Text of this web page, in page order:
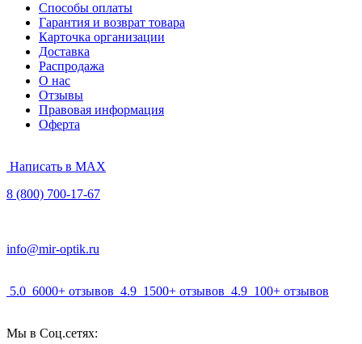
Способы оплаты
Гарантия и возврат товара
Карточка организации
Доставка
Распродажа
О нас
Отзывы
Правовая информация
Оферта
Написать в MAX
8 (800) 700-17-67
info@mir-optik.ru
5.0 6000+ отзывов 4.9 1500+ отзывов 4.9 100+ отзывов
Мы в Соц.сетях: